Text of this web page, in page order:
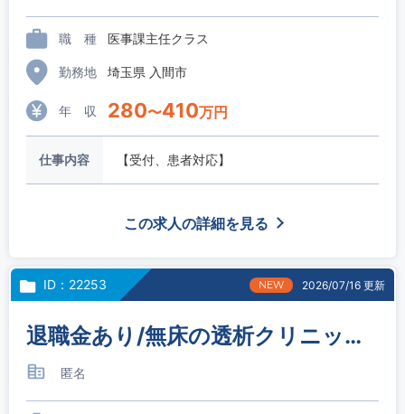
職 種 医事課主任クラス
年 収 280〜410万円
勤務地 埼玉県 入間市
仕事内容 【受付、患者対応】
この求人の詳細を見る
ID：22253 NEW 2026/07/16 更新
退職金あり/無床の透析クリニック/医事課主任～係長
匿名